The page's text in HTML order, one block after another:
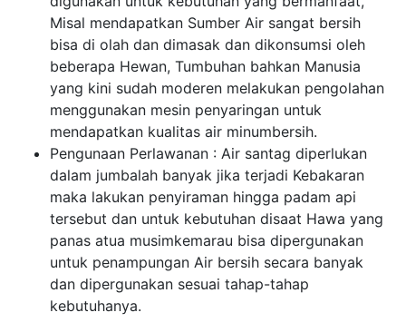
Misal mendapatkan Sumber Air sangat bersih
bisa di olah dan dimasak dan dikonsumsi oleh
beberapa Hewan, Tumbuhan bahkan Manusia
yang kini sudah moderen melakukan pengolahan
menggunakan mesin penyaringan untuk
mendapatkan kualitas air minumbersih.
Pengunaan Perlawanan : Air santag diperlukan
dalam jumbalah banyak jika terjadi Kebakaran
maka lakukan penyiraman hingga padam api
tersebut dan untuk kebutuhan disaat Hawa yang
panas atua musimkemarau bisa dipergunakan
untuk penampungan Air bersih secara banyak
dan dipergunakan sesuai tahap-tahap
kebutuhanya.